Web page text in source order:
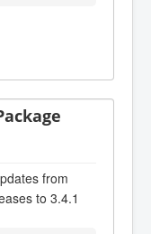
from
to 3.4.1